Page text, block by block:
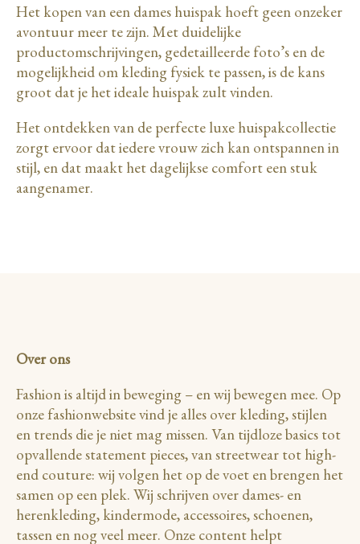
Het kopen van een dames huispak hoeft geen onzeker
avontuur meer te zijn. Met duidelijke
productomschrijvingen, gedetailleerde foto’s en de
mogelijkheid om kleding fysiek te passen, is de kans
groot dat je het ideale huispak zult vinden.
Het ontdekken van de perfecte luxe huispakcollectie
zorgt ervoor dat iedere vrouw zich kan ontspannen in
stijl, en dat maakt het dagelijkse comfort een stuk
aangenamer.
Over ons
Fashion is altijd in beweging – en wij bewegen mee. Op
onze fashionwebsite vind je alles over kleding, stijlen
en trends die je niet mag missen. Van tijdloze basics tot
opvallende statement pieces, van streetwear tot high-
end couture: wij volgen het op de voet en brengen het
samen op een plek. Wij schrijven over dames- en
herenkleding, kindermode, accessoires, schoenen,
tassen en nog veel meer. Onze content helpt